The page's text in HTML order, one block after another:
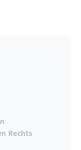
Rechts